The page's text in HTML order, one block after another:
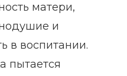
матери,
и
в воспитании.
пытается